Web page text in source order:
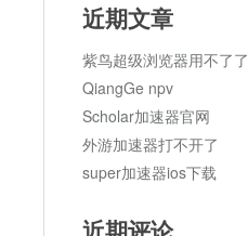
近期文章
紫鸟超级浏览器用不了了
QiangGe npv
Scholar加速器官网
外游加速器打不开了
super加速器ios下载